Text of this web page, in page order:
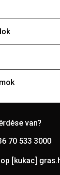
van?
70 533 3000
[kukac]